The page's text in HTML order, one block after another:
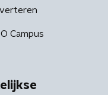
Campus